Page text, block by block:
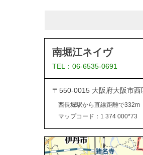
南堀江ネイヴ
TEL：06-6535-0691
〒550-0015 大阪府大阪市西
西長堀駅から直線距離で332m
マップコード：1 374 000*73